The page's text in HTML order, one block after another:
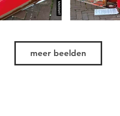
meer beelden